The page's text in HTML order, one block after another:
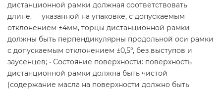
дистанционной рамки должная соответствовать
длине, указанной на упаковке, с допускаемым
отклонением ±4мм, торцы дистанционной рамки
должны быть перпендикулярны продольной оси рамки
с допускаемым отклонением ±0,5°, без выступов и
заусенцев; • Состояние поверхности: поверхность
дистанционной рамки должна быть чистой
(содержание масла на поверхности должно быть